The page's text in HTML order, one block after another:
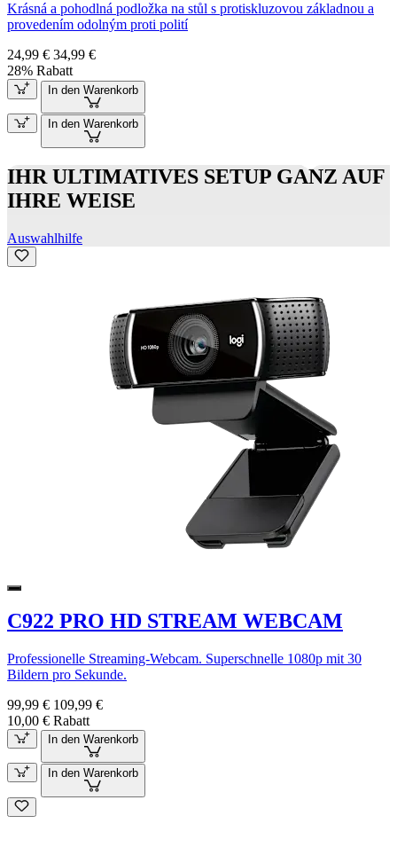
Krásná a pohodlná podložka na stůl s protiskluzovou základnou a
provedením odolným proti polití
24,99 € 34,99 €
28% Rabatt
In den Warenkorb
In den Warenkorb
IHR ULTIMATIVES SETUP GANZ AUF
IHRE WEISE
Auswahlhilfe
C922 PRO HD STREAM WEBCAM
Professionelle Streaming-Webcam. Superschnelle 1080p mit 30
Bildern pro Sekunde.
99,99 € 109,99 €
10,00 € Rabatt
In den Warenkorb
In den Warenkorb